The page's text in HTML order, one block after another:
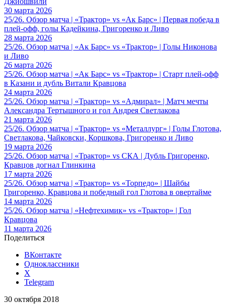
30 марта 2026
25/26. Обзор матча | «Трактор» vs «Ак Барс» | Первая победа в
плей-офф, голы Кадейкина, Григоренко и Ливо
28 марта 2026
25/26. Обзор матча | «Ак Барс» vs «Трактор» | Голы Никонова
и Ливо
26 марта 2026
25/26. Обзор матча | «Ак Барс» vs «Трактор» | Старт плей-офф
в Казани и дубль Витали Кравцова
24 марта 2026
25/26. Обзор матча | «Трактор» vs «Адмирал» | Матч мечты
Александра Тертышного и гол Андрея Светлакова
21 марта 2026
25/26. Обзор матча | «Трактор» vs «Металлург» | Голы Глотова,
Светлакова, Чайковски, Коршкова, Григоренко и Ливо
19 марта 2026
25/26. Обзор матча | «Трактор» vs СКА | Дубль Григоренко,
Кравцов догнал Глинкина
17 марта 2026
25/26. Обзор матча | «Трактор» vs «Торпедо» | Шайбы
Григоренко, Кравцова и победный гол Глотова в овертайме
14 марта 2026
25/26. Обзор матча | «Нефтехимик» vs «Трактор» | Гол
Кравцова
11 марта 2026
Поделиться
ВКонтакте
Одноклассники
X
Telegram
30 октября 2018